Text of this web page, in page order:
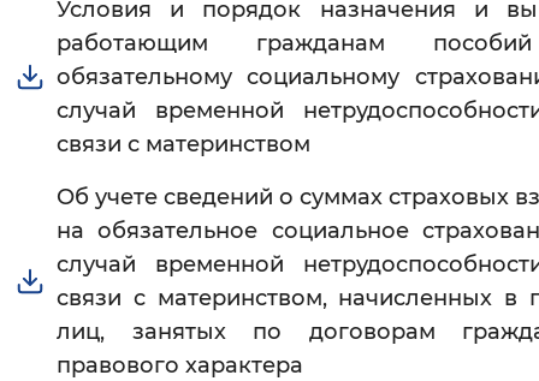
Условия и порядок назначения и
работающим гражданам
обязательному социальному
случай временной
связи с материнством
Об учете сведений о суммах страховых
на обязательное социальное
случай временной
связи с материнством, начисленных в
лиц, занятых по договорам
правового характера